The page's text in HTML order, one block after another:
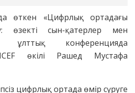
өткен «Цифрлық ортадағы
өзекті сын-қатерлер мен
ұлттық конференцияда
өкілі Рашед Мустафа
цифрлық ортада өмір сүруге